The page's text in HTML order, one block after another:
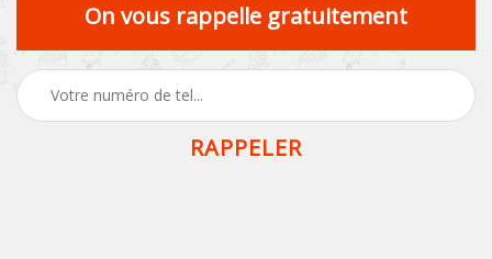
On vous rappelle gratuitement